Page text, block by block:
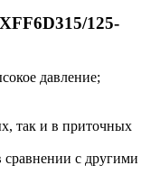
125-
давление;
так и в приточных
сравнении с другими